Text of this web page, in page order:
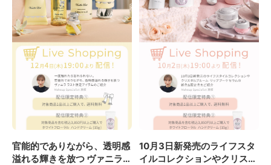
官能的でありながら、透明感
溢れる輝きを放つ ヴァニラ
10月3日新発売のライフスタ
イルコレクションやクリスタ